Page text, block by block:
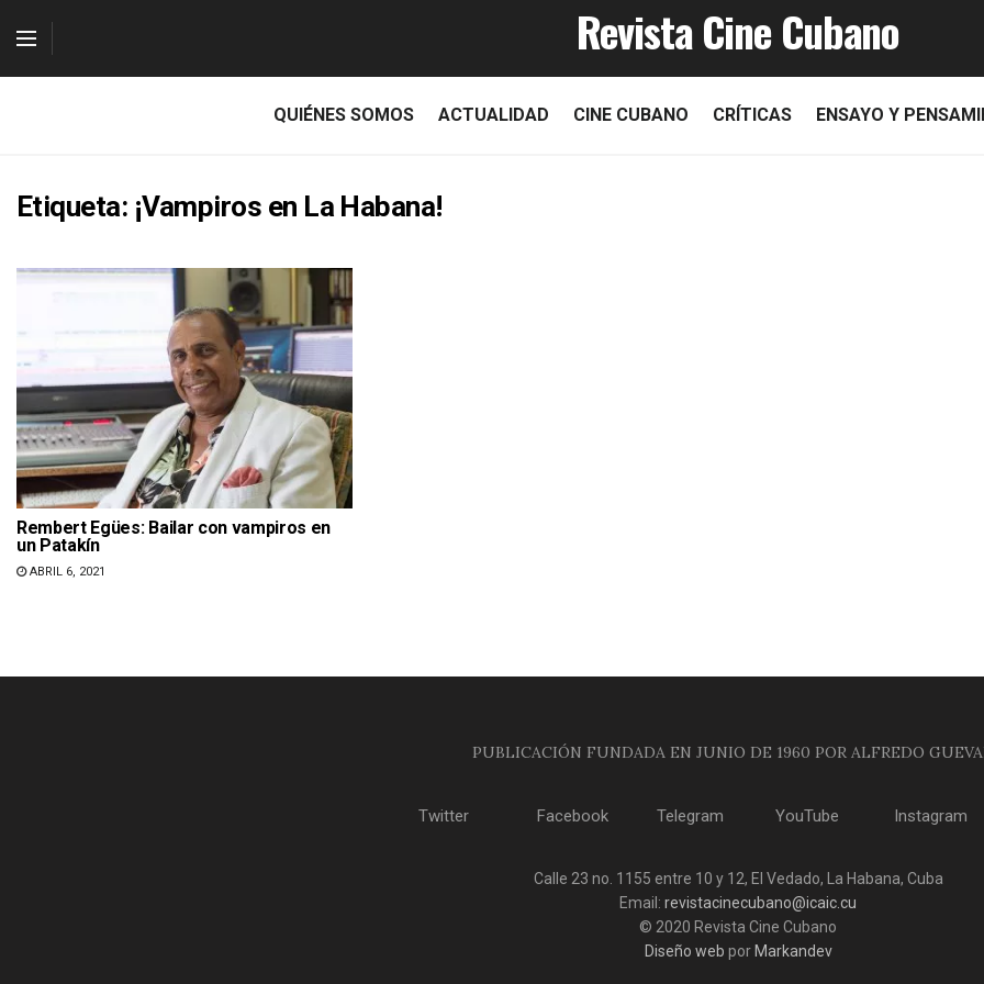
Revista Cine Cubano
QUIÉNES SOMOS ACTUALIDAD CINE CUBANO CRÍTICAS ENSAYO Y
Etiqueta: ¡Vampiros en La Habana!
Rembert Egües: Bailar con vampiros en
un Patakín
ABRIL 6, 2021
PUBLICACIÓN FUNDADA EN JUNIO DE 1960 POR ALFREDO
Twitter Facebook Telegram YouTube Instagram
Calle 23 no. 1155 entre 10 y 12, El Vedado, La Habana, Cuba
Email: revistacinecubano@icaic.cu
© 2020 Revista Cine Cubano
Diseño web por Markandev